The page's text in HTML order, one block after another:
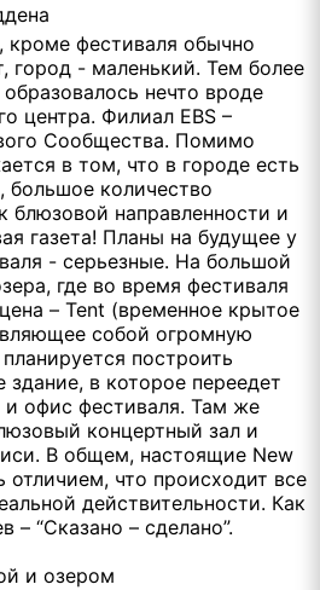
кроме фестиваля обычно
город - маленький. Тем более
нечто вроде
центра. Филиал EBS –
Сообщества. Помимо
в том, что в городе есть
большое количество
блюзовой направленности и
газета! Планы на будущее у
- серьезные. На большой
где во время фестиваля
– Tent (временное крытое
собой огромную
построить
в которое переедет
и офис фестиваля. Там же
концертный зал и
В общем, настоящие New
что происходит все
действительности. Как
– “Сказано – сделано”.